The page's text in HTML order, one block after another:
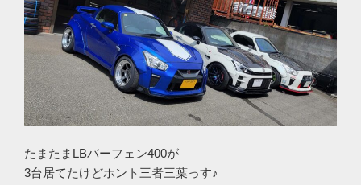
たまたまLBバーフェン400が
3台居てたけどホント三者三葉っす♪